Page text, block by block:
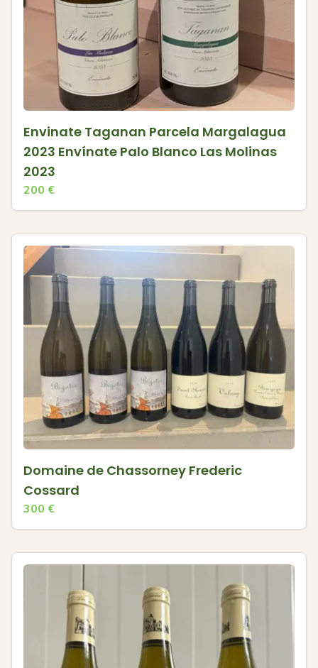
Envinate Taganan Parcela Margalagua
2023 Envínate Palo Blanco Las Molinas
2023
200 €
Domaine de Chassorney Frederic
Cossard
300 €